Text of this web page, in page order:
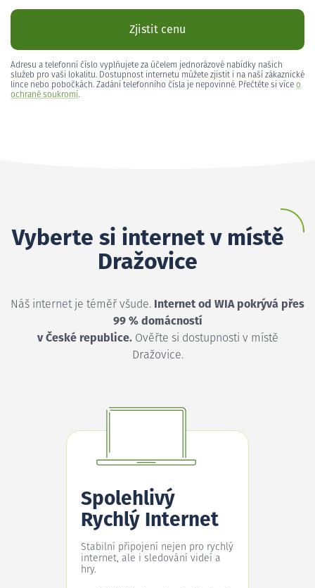
Zjistit cenu
Adresu a telefonní číslo vyplňujete za účelem jednorázové nabídky našich
služeb pro vaši lokalitu. Dostupnost internetu můžete zjistit i na naší zákaznické
lince nebo pobočkách. Zadání telefonního čísla je nepovinné. Přečtěte si více o
ochraně soukromí.
Vyberte si internet v místě
Dražovice
Náš internet je téměř všude. Internet od WIA pokrývá přes
99 % domácností
v České republice.Ověřte si dostupnosti v místě
Dražovice.
Spolehlivý
Rychlý Internet
Stabilní připojení nejen pro rychlý
internet, ale i sledování videí a
hry.